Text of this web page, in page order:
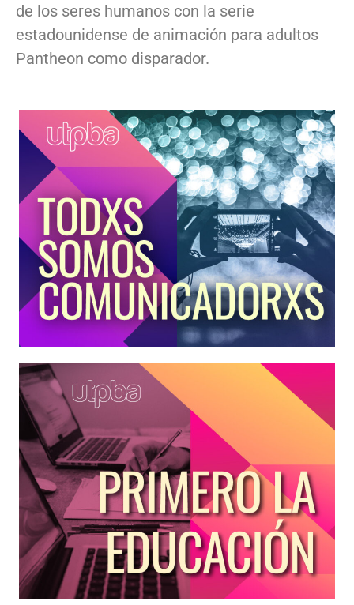
de los seres humanos con la serie
estadounidense de animación para adultos
Pantheon como disparador.